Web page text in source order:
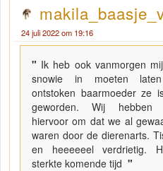
24 juli 2022 om 19:16
" Ik heb ook vanmorgen
snowie in moeten
ontstoken baarmoeder ze
geworden. Wij hebben
hiervoor om dat we al
waren door de dierenarts.
en heeeeeel verdrietig.
sterkte komende tijd "